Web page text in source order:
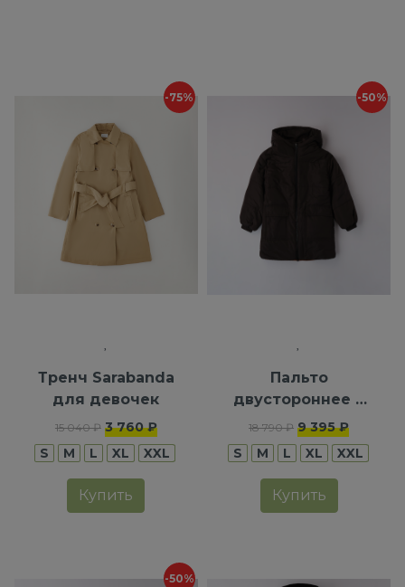
-75%
Тренч Sarabanda
для девочек
15 040 ₽ 3 760 ₽
S
M L XL XXL
Купить
-50%
Пальто
двустороннее с
капюшоном iDO
18 790 ₽ 9 395 ₽
S
M L XL XXL
Купить
-50%